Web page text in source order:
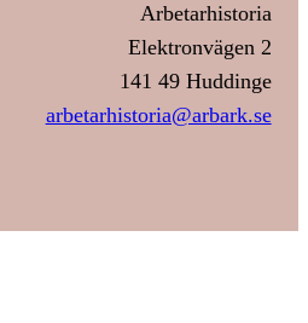
Arbetarhistoria
Elektronvägen 2
141 49 Huddinge
arbetarhistoria@arbark.se